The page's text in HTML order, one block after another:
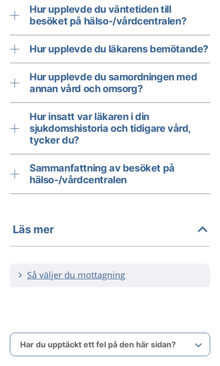
Hur upplevde du väntetiden till
besöket på hälso-/vårdcentralen?
Hur upplevde du läkarens bemötande?
Hur upplevde du samordningen med
annan vård och omsorg?
Hur insatt var läkaren i din
sjukdomshistoria och tidigare vård,
tycker du?
Sammanfattning av besöket på
hälso-/vårdcentralen
Läs mer
Så väljer du mottagning
Har du upptäckt ett fel på den här sidan?